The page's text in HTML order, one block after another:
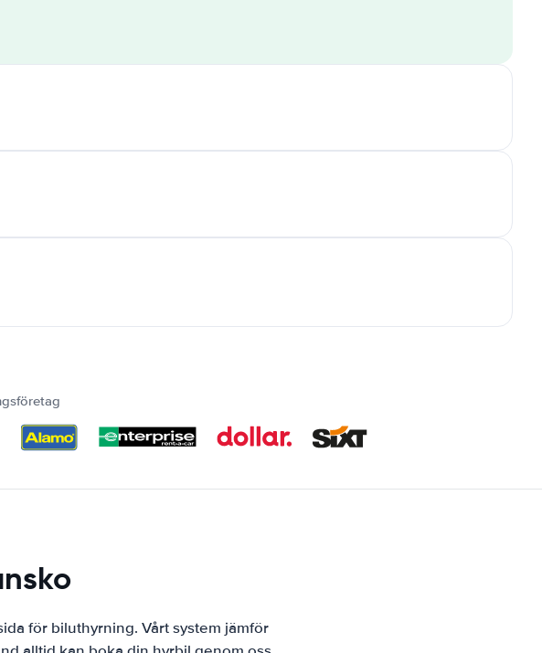
för biluthyrning. Vårt system jämför